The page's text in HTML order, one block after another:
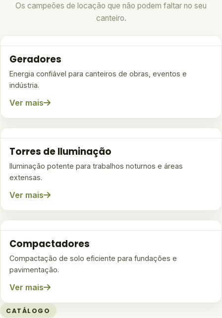
Os campeões de locação que não podem faltar no seu
canteiro.
Geradores
Energia confiável para canteiros de obras, eventos e
indústria.
Ver mais
Torres de Iluminação
Iluminação potente para trabalhos noturnos e áreas
extensas.
Ver mais
Compactadores
Compactação de solo eficiente para fundações e
pavimentação.
Ver mais
CATÁLOGO